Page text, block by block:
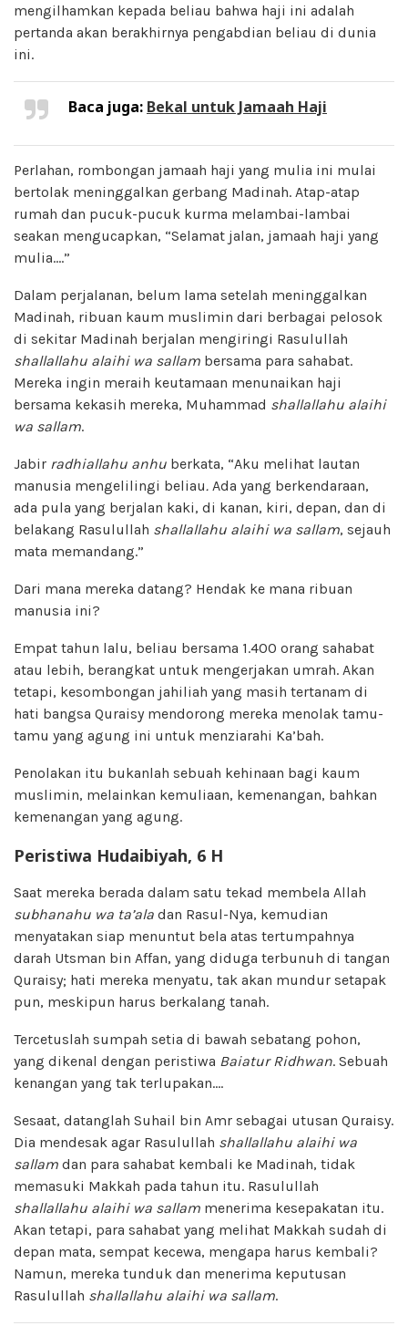
mengilhamkan kepada beliau bahwa haji ini adalah
pertanda akan berakhirnya pengabdian beliau di dunia
ini.
Baca juga: Bekal untuk Jamaah Haji
Perlahan, rombongan jamaah haji yang mulia ini mulai
bertolak meninggalkan gerbang Madinah. Atap-atap
rumah dan pucuk-pucuk kurma melambai-lambai
seakan mengucapkan, “Selamat jalan, jamaah haji yang
mulia.…”
Dalam perjalanan, belum lama setelah meninggalkan
Madinah, ribuan kaum muslimin dari berbagai pelosok
di sekitar Madinah berjalan mengiringi Rasulullah
shallallahu alaihi wa sallam bersama para sahabat.
Mereka ingin meraih keutamaan menunaikan haji
bersama kekasih mereka, Muhammad shallallahu alaihi
wa sallam.
Jabir radhiallahu anhu berkata, “Aku melihat lautan
manusia mengelilingi beliau. Ada yang berkendaraan,
ada pula yang berjalan kaki, di kanan, kiri, depan, dan di
belakang Rasulullah shallallahu alaihi wa sallam, sejauh
mata memandang.”
Dari mana mereka datang? Hendak ke mana ribuan
manusia ini?
Empat tahun lalu, beliau bersama 1.400 orang sahabat
atau lebih, berangkat untuk mengerjakan umrah. Akan
tetapi, kesombongan jahiliah yang masih tertanam di
hati bangsa Quraisy mendorong mereka menolak tamu-
tamu yang agung ini untuk menziarahi Ka’bah.
Penolakan itu bukanlah sebuah kehinaan bagi kaum
muslimin, melainkan kemuliaan, kemenangan, bahkan
kemenangan yang agung.
Peristiwa Hudaibiyah, 6 H
Saat mereka berada dalam satu tekad membela Allah
subhanahu wa ta’ala dan Rasul-Nya, kemudian
menyatakan siap menuntut bela atas tertumpahnya
darah Utsman bin Affan, yang diduga terbunuh di tangan
Quraisy; hati mereka menyatu, tak akan mundur setapak
pun, meskipun harus berkalang tanah.
Tercetuslah sumpah setia di bawah sebatang pohon,
yang dikenal dengan peristiwa Baiatur Ridhwan. Sebuah
kenangan yang tak terlupakan.…
Sesaat, datanglah Suhail bin Amr sebagai utusan Quraisy.
Dia mendesak agar Rasulullah shallallahu alaihi wa
sallam dan para sahabat kembali ke Madinah, tidak
memasuki Makkah pada tahun itu. Rasulullah
shallallahu alaihi wa sallam menerima kesepakatan itu.
Akan tetapi, para sahabat yang melihat Makkah sudah di
depan mata, sempat kecewa, mengapa harus kembali?
Namun, mereka tunduk dan menerima keputusan
Rasulullah shallallahu alaihi wa sallam.